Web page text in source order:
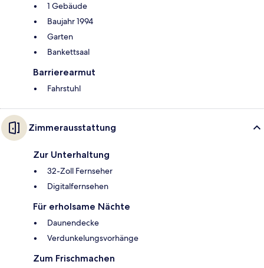
1 Gebäude
Baujahr 1994
Garten
Bankettsaal
Barrierearmut
Fahrstuhl
Zimmerausstattung
Zur Unterhaltung
32-Zoll Fernseher
Digitalfernsehen
Für erholsame Nächte
Daunendecke
Verdunkelungsvorhänge
Zum Frischmachen